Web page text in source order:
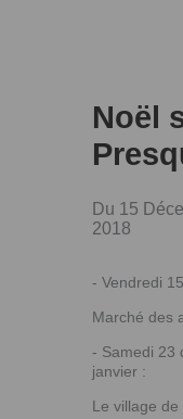
Noël
Du 15
2018
- Vendredi
Marché des
- Samedi 23
janvier :
Le village de